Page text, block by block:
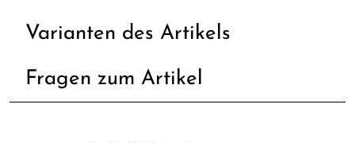
Varianten des Artikels
Fragen zum Artikel